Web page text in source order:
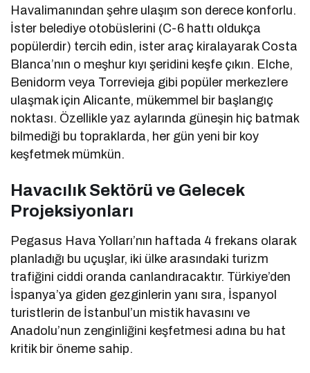
Havalimanından şehre ulaşım son derece konforlu.
İster belediye otobüslerini (C-6 hattı oldukça
popülerdir) tercih edin, ister araç kiralayarak Costa
Blanca’nın o meşhur kıyı şeridini keşfe çıkın. Elche,
Benidorm veya Torrevieja gibi popüler merkezlere
ulaşmak için Alicante, mükemmel bir başlangıç
noktası. Özellikle yaz aylarında güneşin hiç batmak
bilmediği bu topraklarda, her gün yeni bir koy
keşfetmek mümkün.
Havacılık Sektörü ve Gelecek
Projeksiyonları
Pegasus Hava Yolları’nın haftada 4 frekans olarak
planladığı bu uçuşlar, iki ülke arasındaki turizm
trafiğini ciddi oranda canlandıracaktır. Türkiye’den
İspanya’ya giden gezginlerin yanı sıra, İspanyol
turistlerin de İstanbul’un mistik havasını ve
Anadolu’nun zenginliğini keşfetmesi adına bu hat
kritik bir öneme sahip.